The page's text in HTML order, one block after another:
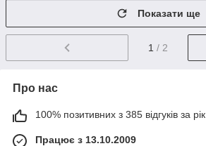
Показати ще
1 / 2
Про нас
100% позитивних з 385 відгуків за рік
Працює з 13.10.2009